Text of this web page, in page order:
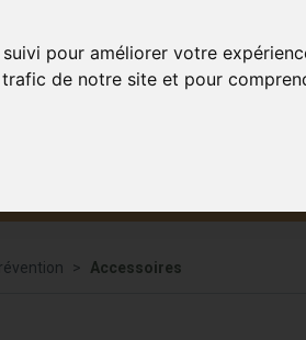
pour améliorer votre
de notre site et pour
Accessoires